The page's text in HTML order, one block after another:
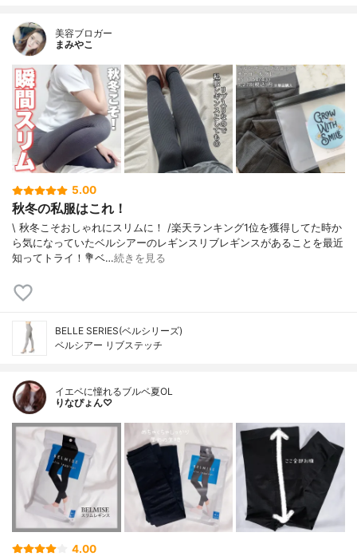
美容ブロガー
まみやこ
5.00
秋冬の私服はこれ！
\ 秋冬こそおしゃれにスリムに！ /⁡楽天ランキング1位を獲得してた時か
ら気になっていたベルシアーのレギンス⁡リブレギンスがあることを最近
知ってトライ！⁡⁡💐ベ…続きを見る
BELLE SERIES(ベルシリーズ)
ベルシアー リブステッチ
イエベに憧れるブルベ夏OL
りなぴょん♡
4.00